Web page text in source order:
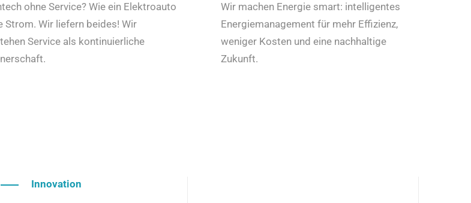
ohne Service? Wie ein Elektroauto
Strom. Wir liefern beides! Wir
Service als kontinuierliche
Wir machen Energie smart: intelligentes
Energiemanagement für mehr Effizienz,
weniger Kosten und eine nachhaltige
Zukunft.
Innovation